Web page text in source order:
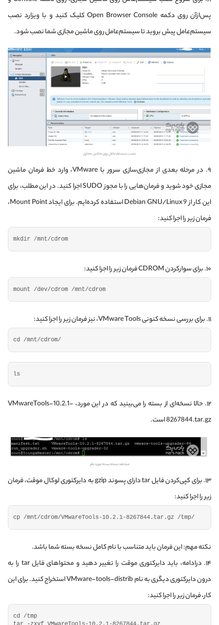
پس‌از‌آن روی دکمه Open Browser Console کلیک کنید و با ویزارد نصب
سیستم‌عامل پیش بروید تا سیستم‌عامل روی ماشین مجازی شما نصب شود.
نصب سیستم‌ عامل روی ماشین مجازی
۹. در مرحله بعدی از مجازی‌سازی سرور با VMware، وارد خط فرمان ماشین
مجازی خود شوید و فرمان‌هایی را با مجوز SUDO اجرا کنید. در این مطلب، برای
این کار از Debian GNU/Linux 9 استفاده کرده‌ایم. برای ایجاد Mount Point،
فرمان زیر را اجرا کنید:
mkdir /mnt/cdrom
۱۰. برای سوار‌کردن CDROM فرمان زیر را اجرا کنید:
mount /dev/cdrom /mnt/cdrom
۱۱. برای بررسی نسخه کنونی VMware Tools، نیز فرمان زیر را اجرا کنید:
cd /mnt/cdrom/
ls
۱۲. حالا نسخه‌ای از بسته را می‌بینید که در این مورد، VMwareTools-10.2.1-
8267844.tar.gz است.
مشاهد نسخه‌ بسته مورد نظر
۱۳. برای کپی‌کردن فایل tar دارای پسوند gzip به دایرکتوری لوکال موقت، فرمان
زیر را اجرا کنید:
cp /mnt/cdrom/VMwareTools-10.2 . 1-8267844. tar . gz /tmp/
نکته مهم: این فرمان باید متناسب با نام کامل نسخه بسته شما باشد.
۱۴. درادامه، باید دایرکتوری موقت را تغییر دهید و محتواهای فایل tar را به
درون دایرکتوری دیگری به نام VMware-tools-distrib استخراج کنید. برای این
کار، فرمان زیر را اجرا کنید:
cd /tmp